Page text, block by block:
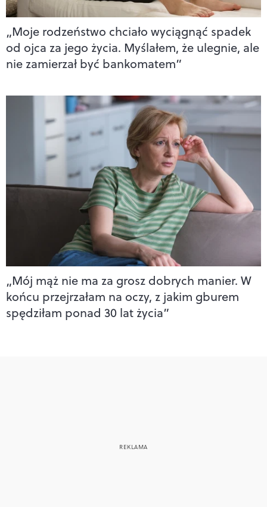
„Moje rodzeństwo chciało wyciągnąć spadek
od ojca za jego życia. Myślałem, że ulegnie, ale
nie zamierzał być bankomatem”
„Mój mąż nie ma za grosz dobrych manier. W
końcu przejrzałam na oczy, z jakim gburem
spędziłam ponad 30 lat życia”